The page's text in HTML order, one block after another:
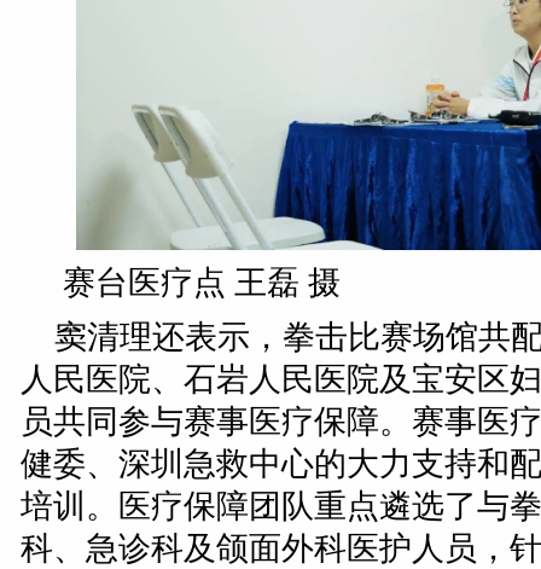
赛台医疗点 王磊 摄
窦清理还表示，拳击比赛场馆共
人民医院、石岩人民医院及宝安区
员共同参与赛事医疗保障。赛事医
健委、深圳急救中心的大力支持和
培训。医疗保障团队重点遴选了与
科、急诊科及颌面外科医护人员，